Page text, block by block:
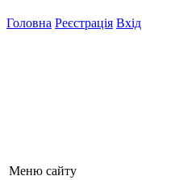
Головна Реєстрація Вхід
Меню сайту